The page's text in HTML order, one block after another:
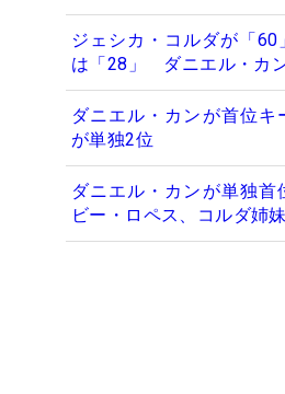
ジェシカ・コルダが「
は「28」 ダニエル・カ
ダニエル・カンが首位
が単独2位
ダニエル・カンが単独
ビー・ロペス、コルダ姉